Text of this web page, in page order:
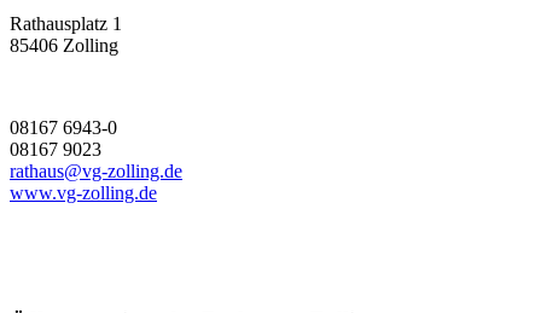
Rathausplatz 1
85406 Zolling
08167 6943-0
08167 9023
rathaus@vg-zolling.de
www.vg-zolling.de